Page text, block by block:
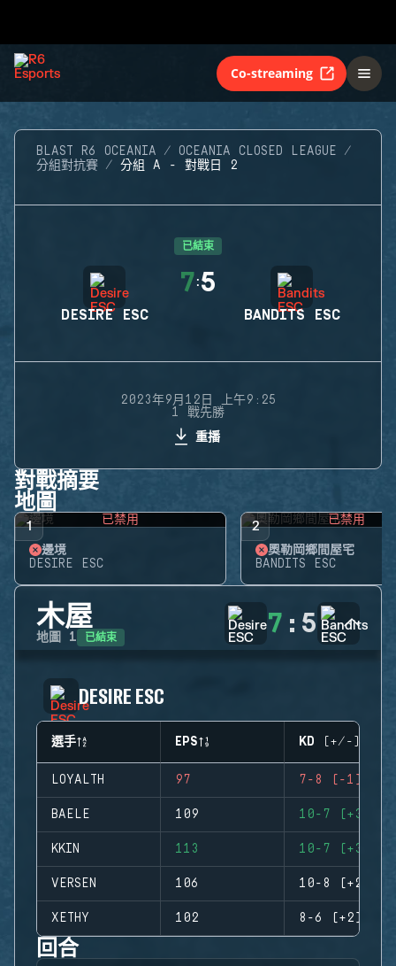
Co-streaming
BLAST R6 OCEANIA
OCEANIA CLOSED LEAGUE
分組對抗賽
分組 A - 對戰日 2
已結束
DESIRE ESC
7:5
BANDITS ESC
2023年9月12日 上午9:25
1 戰先勝
重播
對戰摘要
地圖
1 已禁用
邊境
DESIRE ESC
2 已禁用
奧勒岡鄉間屋宅
BANDITS ESC
木屋
地圖 1 已結束 7 : 5
DESIRE ESC
選手 EPS KD (+/-)
LOYALTH 97 7-8 (-1)
BAELE 109 10-7 (+3)
KKIN 113 10-7 (+3)
VERSEN 106 10-8 (+2)
XETHY 102 8-6 (+2)
回合